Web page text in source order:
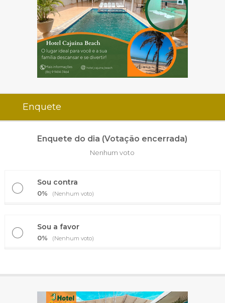
Enquete
Enquete do dia (Votação encerrada)
Nenhum voto
Sou contra
0% (Nenhum voto)
Sou a favor
0% (Nenhum voto)